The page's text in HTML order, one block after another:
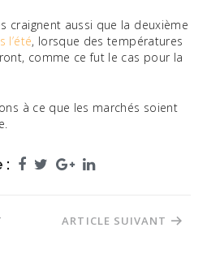
craignent aussi que la deuxième
l’été, lorsque des températures
comme ce fut le cas pour la
à ce que les marchés soient
: Facebook
TwitterGoogle+LinkedIn
ARTICLE SUIVANT